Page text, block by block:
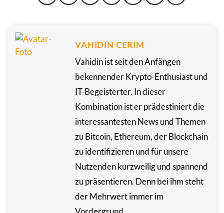
VAHIDIN CERIM
Vahidin ist seit den Anfängen
bekennender Krypto-Enthusiast und
IT-Begeisterter. In dieser
Kombination ist er prädestiniert die
interessantesten News und Themen
zu Bitcoin, Ethereum, der Blockchain
zu identifizieren und für unsere
Nutzenden kurzweilig und spannend
zu präsentieren. Denn bei ihm steht
der Mehrwert immer im